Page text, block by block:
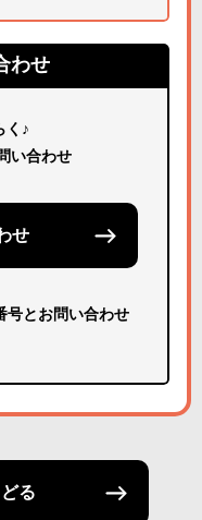
わせ
く♪
い合わせ
せ
号とお問い合わせ
る